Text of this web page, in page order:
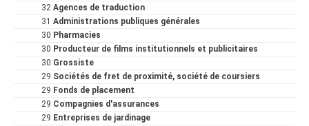
32 Agences de traduction
31 Administrations publiques générales
30 Pharmacies
30 Producteur de films institutionnels et publicitaires
30 Grossiste
29 Sociétés de fret de proximité, société de coursiers
29 Fonds de placement
29 Compagnies d'assurances
29 Entreprises de jardinage